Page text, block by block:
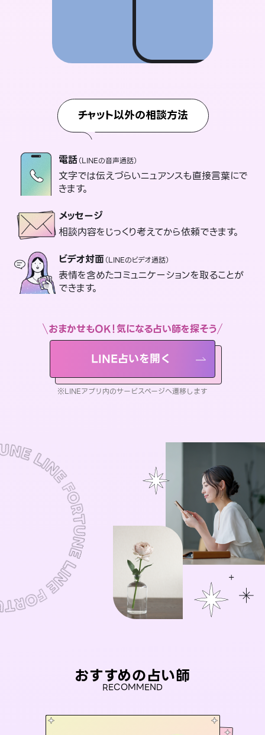
チャット以外の相談方法
電話（LINEの音声通話）
文字では伝えづらいニュアンスも直接言葉にで
きます。
メッセージ
相談内容をじっくり考えてから依頼できます。
ビデオ対面（LINEのビデオ通話）
表情を含めたコミュニケーションを取ることが
できます。
おまかせもOK！気になる占い師を探そう
LINE占いを開く
※LINEアプリ内のサービスページへ遷移します
おすすめの占い師
RECOMMEND